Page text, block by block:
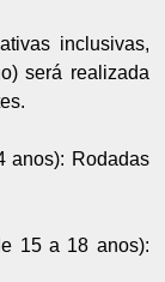
inclusivas,
será realizada
anos): Rodadas
15 a 18 anos):